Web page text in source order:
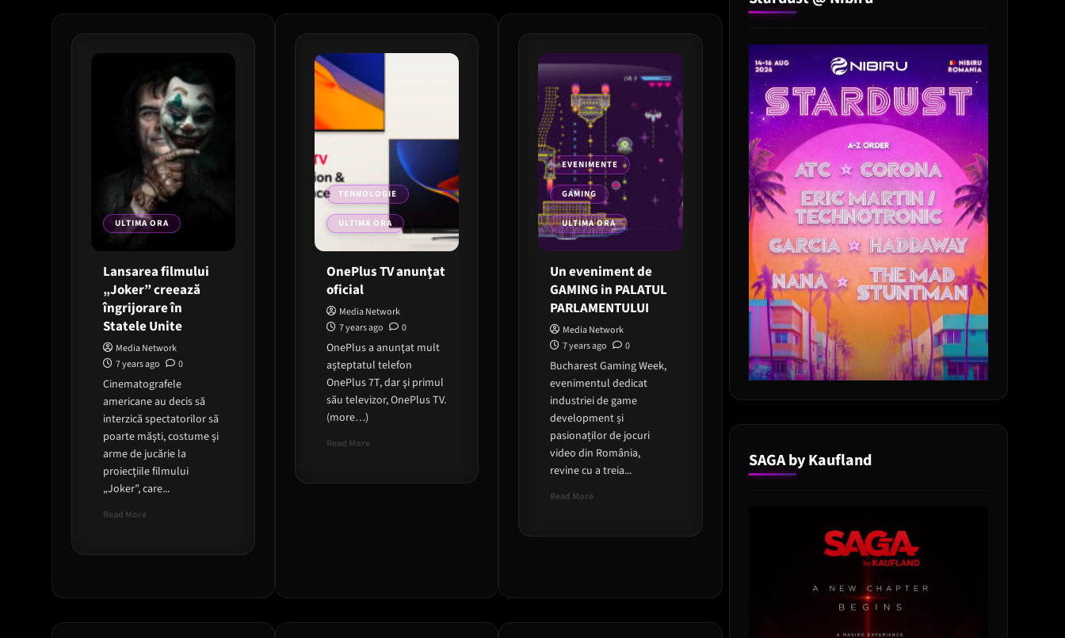
ULTIMA ORA
Lansarea filmului
„Joker” creează
îngrijorare în
Statele Unite
Media Network
7 years ago
0
Cinematografele
americane au decis să
interzică spectatorilor să
poarte măşti, costume şi
arme de jucărie la
proiecţiile filmului
„Joker”, care...
Read MoreRead
Lansarea
creează
TEHNOLOGIE
ULTIMA ORA
OnePlus TV anunţat
oficial
Media Network
7 years ago
0
OnePlus a anunţat mult
aşteptatul telefon
OnePlus 7T, dar şi primul
său televizor, OnePlus TV.
(more…)
Read MoreRead
OnePlus
EVENIMENTE
GAMING
ULTIMA ORA
Un eveniment de
GAMING in PALATUL
PARLAMENTULUI
Media Network
7 years ago
0
Bucharest Gaming Week,
evenimentul dedicat
industriei de game
development și
pasionaților de jocuri
video din România,
revine cu a treia...
Read More
Un
in
SAGA by Kaufland